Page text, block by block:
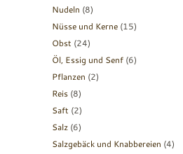
Nudeln (8)
Nüsse und Kerne (15)
Obst (24)
Öl, Essig und Senf (6)
Pflanzen (2)
Reis (8)
Saft (2)
Salz (6)
Salzgebäck und Knabbereien (4)